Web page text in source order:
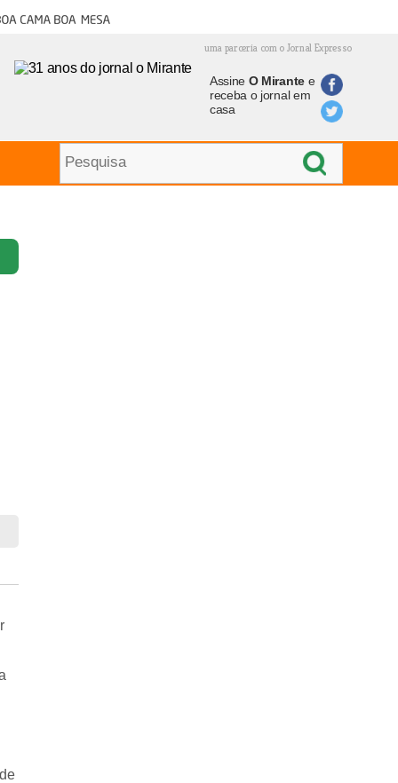
cama boa mesa
uma parceria com o Jornal Expresso
Assine O Mirantee
receba o jornal em
casa